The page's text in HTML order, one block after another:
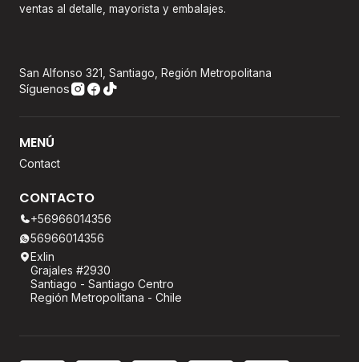
ventas al detalle, mayorista y embalajes.
San Alfonso 321, Santiago, Región Metropolitana
Síguenos
MENÚ
Contact
CONTACTO
+56966014356
56966014356
Exlin
Grajales #2930
Santiago - Santiago Centro
Región Metropolitana - Chile